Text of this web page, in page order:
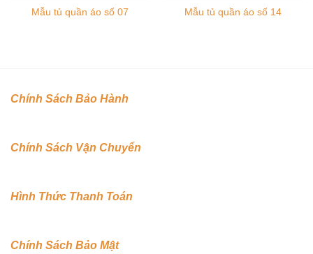
Mẫu tủ quần áo số 07 Mẫu tủ quần áo số 14
Chính Sách Bảo Hành
Chính Sách Vận Chuyển
Hình Thức Thanh Toán
Chính Sách Bảo Mật